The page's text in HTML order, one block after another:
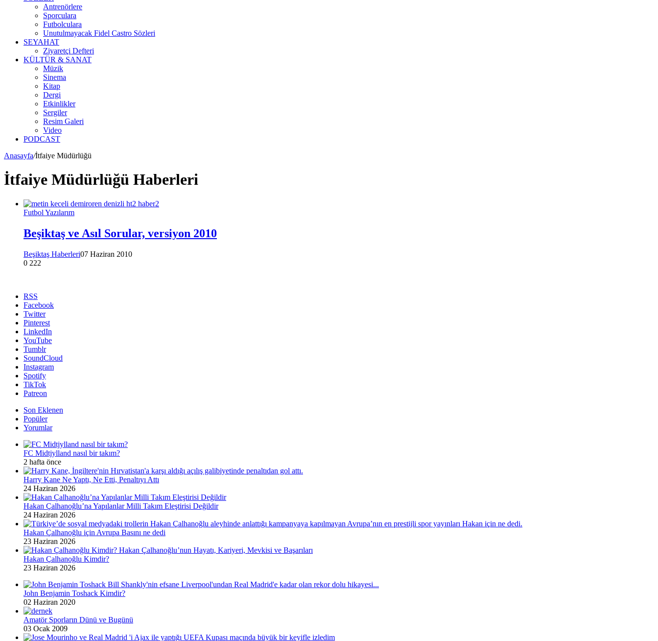
Antrenörlere
Sporculara
Futbolculara
Unutulmayacak Fidel Castro Sözleri
SEYAHAT
Ziyaretçi Defteri
KÜLTÜR & SANAT
Müzik
Sinema
Kitap
Dergi
Etkinlikler
Sergiler
Resim Galeri
Video
PODCAST
Anasayfa/İtfaiye Müdürlüğü
İtfaiye Müdürlüğü Haberleri
Futbol Yazılarım
Beşiktaş ve Asıl Sorular, versiyon 2010
Beşiktaş Haberleri07 Haziran 2010
0 222
RSS
Facebook
Twitter
Pinterest
LinkedIn
YouTube
Tumblr
SoundCloud
Instagram
Spotify
TikTok
Patreon
Son Eklenen
Popüler
Yorumlar
FC Midtjylland nasıl bir takım?
2 hafta önce
Harry Kane Ne Yaptı, Ne Etti, Penaltıyı Attı
24 Haziran 2026
Hakan Çalhanoğlu’na Yapılanlar Milli Takım Eleştirisi Değildir
24 Haziran 2026
Hakan Çalhanoğlu için Avrupa Basını ne dedi
23 Haziran 2026
Hakan Çalhanoğlu Kimdir?
23 Haziran 2026
John Benjamin Toshack Kimdir?
02 Haziran 2020
Amatör Sporların Dünü ve Bugünü
03 Ocak 2009